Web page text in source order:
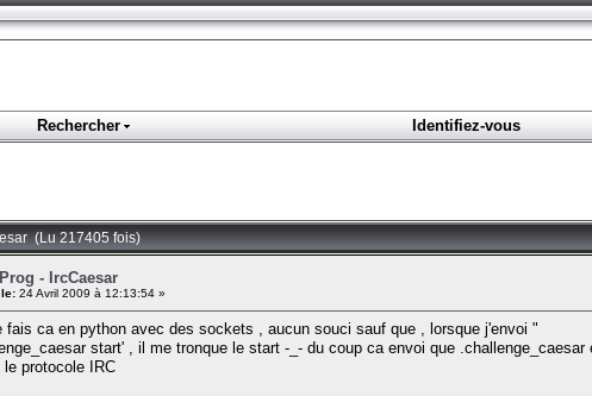
ClientSide
Forensics
Programmation
Wargame
Tous les challenges
Rechercher Identifiez-vous
(Lu 217405 fois)
- IrcCaesar
24 Avril 2009 à 12:13:54 »
fais ca en python avec des sockets , aucun souci sauf que , lorsque j'envoi "
start' , il me tronque le start -_- du coup ca envoi que
protocole IRC